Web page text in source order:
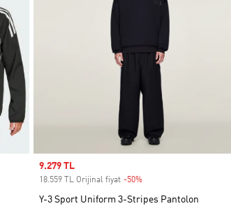
Sale price
9.279 TL
18.559 TL Orijinal fiyat -50%
Y-3 Sport Uniform 3-Stripes Pantolon